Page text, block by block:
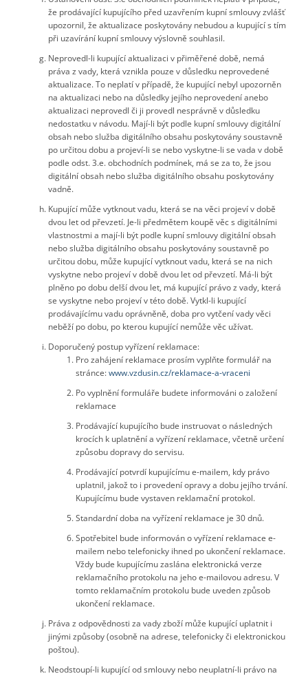
že prodávající kupujícího před uzavřením kupní smlouvy zvlášť
upozornil, že aktualizace poskytovány nebudou a kupující s tím
při uzavírání kupní smlouvy výslovně souhlasil.
Neprovedl-li kupující aktualizaci v přiměřené době, nemá
práva z vady, která vznikla pouze v důsledku neprovedené
aktualizace. To neplatí v případě, že kupující nebyl upozorněn
na aktualizaci nebo na důsledky jejího neprovedení anebo
aktualizaci neprovedl či ji provedl nesprávně v důsledku
nedostatku v návodu. Mají-li být podle kupní smlouvy digitální
obsah nebo služba digitálního obsahu poskytovány soustavně
po určitou dobu a projeví-li se nebo vyskytne-li se vada v době
podle odst. 3.e. obchodních podmínek, má se za to, že jsou
digitální obsah nebo služba digitálního obsahu poskytovány
vadně.
Kupující může vytknout vadu, která se na věci projeví v době
dvou let od převzetí. Je-li předmětem koupě věc s digitálními
vlastnostmi a mají-li být podle kupní smlouvy digitální obsah
nebo služba digitálního obsahu poskytovány soustavně po
určitou dobu, může kupující vytknout vadu, která se na nich
vyskytne nebo projeví v době dvou let od převzetí. Má-li být
plněno po dobu delší dvou let, má kupující právo z vady, která
se vyskytne nebo projeví v této době. Vytkl-li kupující
prodávajícímu vadu oprávněně, doba pro vytčení vady věci
neběží po dobu, po kterou kupující nemůže věc užívat.
Doporučený postup vyřízení reklamace:
Pro zahájení reklamace prosím vyplňte formulář na
stránce:www.vzdusin.cz/reklamace-a-vraceni
Po vyplnění formuláře budete informováni o založení
reklamace
Prodávající kupujícího bude instruovat o následných
krocích k uplatnění a vyřízení reklamace, včetně určení
způsobu dopravy do servisu.
Prodávající potvrdí kupujícímu e-mailem, kdy právo
uplatnil, jakož to i provedení opravy a dobu jejího trvání.
Kupujícímu bude vystaven reklamační protokol.
Standardní doba na vyřízení reklamace je 30 dnů.
Spotřebitel bude informován o vyřízení reklamace e-
mailem nebo telefonicky ihned po ukončení reklamace.
Vždy bude kupujícímu zaslána elektronická verze
reklamačního protokolu na jeho e-mailovou adresu. V
tomto reklamačním protokolu bude uveden způsob
ukončení reklamace.
Práva z odpovědnosti za vady zboží může kupující uplatnit i
jinými způsoby (osobně na adrese, telefonicky či elektronickou
poštou).
Neodstoupí-li kupující od smlouvy nebo neuplatní-li právo na